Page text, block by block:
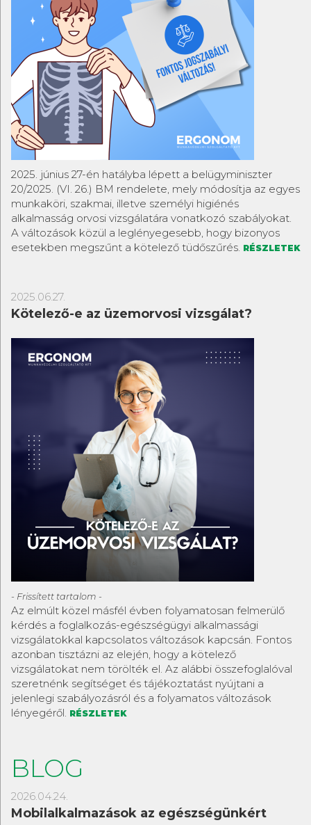
2025. június 27-én hatályba lépett a belügyminiszter
20/2025. (VI. 26.) BM rendelete, mely módosítja az egyes
munkaköri, szakmai, illetve személyi higiénés
alkalmasság orvosi vizsgálatára vonatkozó szabályokat.
A változások közül a leglényegesebb, hogy bizonyos
esetekben megszűnt a kötelező tüdőszűrés. RÉSZLETEK
2025.06.27.
Kötelező-e az üzemorvosi vizsgálat?
- Frissített tartalom -
Az elmúlt közel másfél évben folyamatosan felmerülő
kérdés a foglalkozás-egészségügyi alkalmassági
vizsgálatokkal kapcsolatos változások kapcsán. Fontos
azonban tisztázni az elején, hogy a kötelező
vizsgálatokat nem törölték el. Az alábbi összefoglalóval
szeretnénk segítséget és tájékoztatást nyújtani a
jelenlegi szabályozásról és a folyamatos változások
lényegéről. RÉSZLETEK
BLOG
2026.04.24.
Mobilalkalmazások az egészségünkért